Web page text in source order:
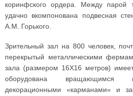
коринфского ордера. Между парой
удачно вкомпонована подвесная
А.М. Горького.
Зрительный зал на 800 человек,
перекрытый металлическими
зала (размером 16X16 метров)
оборудована вращающимся
декорационными «карманами» и